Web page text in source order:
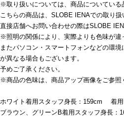
※取り扱いについては、商品についている
こちらの商品は、SLOBE IENAでの取り扱
直接店舗へお問い合わせの際はSLOBE
※照明の関係により、実際よりも色味が違
またパソコン・スマートフォンなどの環
が異なる場合もございます。
予めご了承ください。
※商品の色味は、商品アップ画像をご参照
ホワイト着用スタッフ身長：159cm 着用
ブラウン、グリーンB着用スタッフ身長